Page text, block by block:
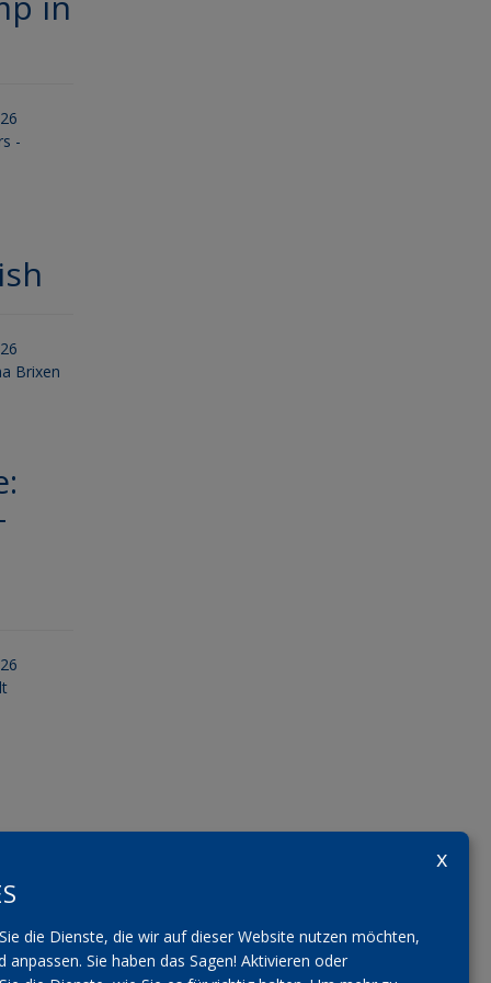
-
Brixen
die Dienste, die wir auf dieser Website nutzen möchten,
anpassen. Sie haben das Sagen! Aktivieren oder